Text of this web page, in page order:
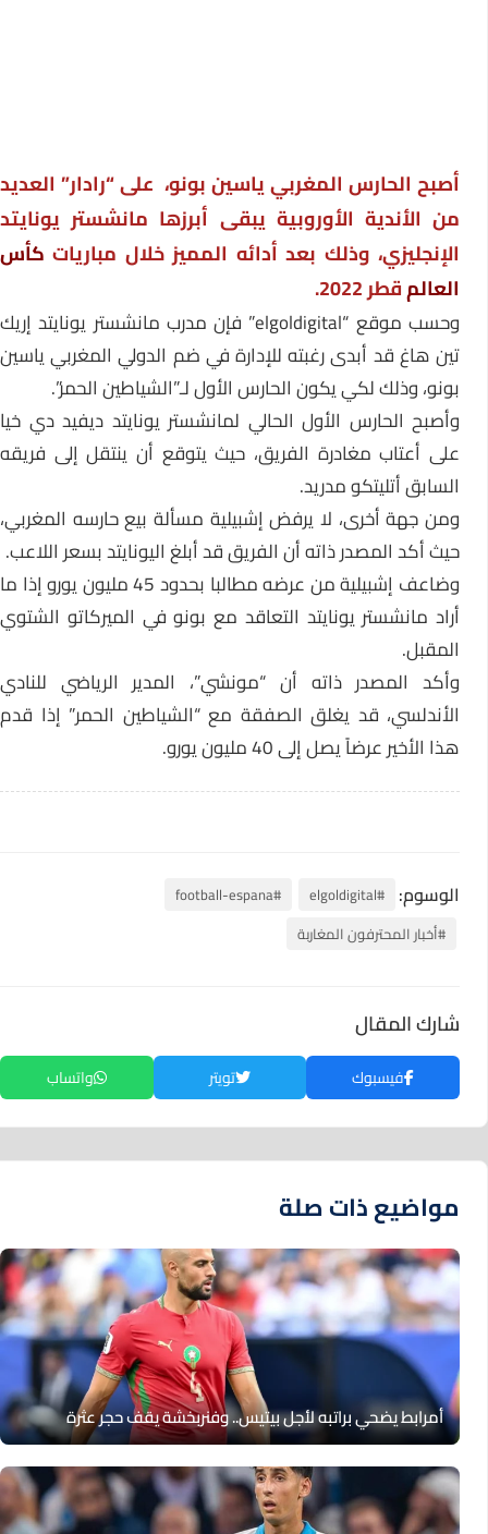
أصبح الحارس المغربي ياسين بونو، على “رادار” العديد
من الأندية الأوروبية يبقى أبرزها مانشستر يونايتد
الإنجليزي، وذلك بعد أدائه المميز خلال مبارياتكأس
العالمقطر 2022.
وحسب موقع “elgoldigital” فإن مدرب مانشستر يونايتد إريك
تين هاغ قد أبدى رغبته للإدارة في ضم الدولي المغربي ياسين
بونو، وذلك لكي يكون الحارس الأول لـ”الشياطين الحمر”.
وأصبح الحارس الأول الحالي لمانشستر يونايتد ديفيد دي خيا
على أعتاب مغادرة الفريق، حيث يتوقع أن ينتقل إلى فريقه
السابق أتليتكو مدريد.
ومن جهة أخرى، لا يرفض إشبيلية مسألة بيع حارسه المغربي،
حيث أكد المصدر ذاته أن الفريق قد أبلغ اليونايتد بسعر اللاعب.
وضاعف إشبيلية من عرضه مطالبا بحدود 45 مليون يورو إذا ما
أراد مانشستر يونايتد التعاقد مع بونو في الميركاتو الشتوي
المقبل.
وأكد المصدر ذاته أن “مونشي”، المدير الرياضي للنادي
الأندلسي، قد يغلق الصفقة مع “الشياطين الحمر” إذا قدم
هذا الأخير عرضاً يصل إلى 40 مليون يورو.
الوسوم: #elgoldigital
#أخبار المحترفون المغاربة
شارك المقال
فيسبوك تويتر واتساب
مواضيع ذات صلة
أمرابط يضحي براتبه لأجل بيتيس.. وفنربخشة يقف حجر عثرة